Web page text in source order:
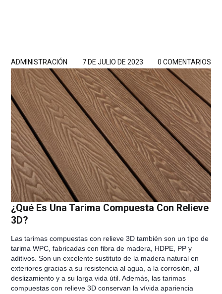
ADMINISTRACIÓN 7 DE JULIO DE 2023 0 COMENTARIOS
¿Qué Es Una Tarima Compuesta Con Relieve
3D?
Las tarimas compuestas con relieve 3D también son un tipo de
tarima WPC, fabricadas con fibra de madera, HDPE, PP y
aditivos. Son un excelente sustituto de la madera natural en
exteriores gracias a su resistencia al agua, a la corrosión, al
deslizamiento y a su larga vida útil. Además, las tarimas
compuestas con relieve 3D conservan la vívida apariencia